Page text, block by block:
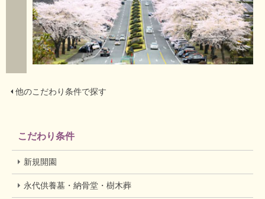
他のこだわり条件で探す
こだわり条件
新規開園
永代供養墓・納骨堂・樹木葬